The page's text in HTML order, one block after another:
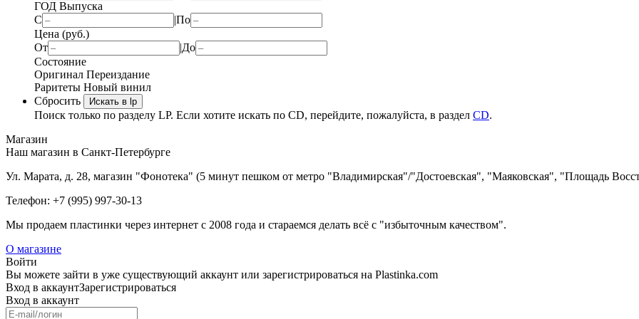
ГОД Выпуска
С
|По
Цена (руб.)
От
|До
Состояние
Оригинал Переиздание
Раритеты Новый винил
Сбросить
Искать в lp
Поиск только по разделу LP. Если хотите искать по CD, перейдите, пожалуйста, в раздел CD.
Магазин
Наш магазин в Санкт-Петербурге
Ул. Марата, д. 28, магазин "Фонотека" (5 минут пешком от метро "Владимирская"/"Достоевская", "Маяковская", "Площадь
Телефон: +7 (995) 997-30-13
Мы продаем пластинки через интернет c 2008 года и стараемся делать всё с "избыточным качеством".
О магазине
Войти
Вы можете зайти в уже существующий аккаунт или зарегистрироваться на Plastinka.com
Вход в аккаунтЗарегистрироваться
Вход в аккаунт